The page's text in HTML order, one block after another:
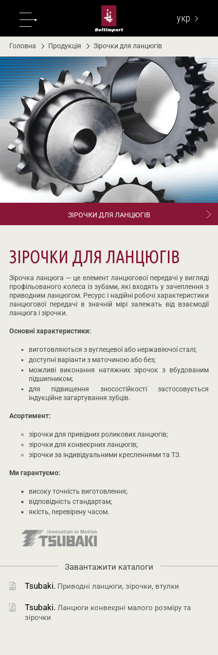
укр
Головна Продукція Зірочки для ланцюгів
ЗІРОЧКИ ДЛЯ ЛАНЦЮГІВ
ЗІРОЧКИ ДЛЯ ЛАНЦЮГІВ
Зірочка ланцюга — це елемент ланцюгової передачі у вигляді
профільованого колеса із зубами, які входять у зачеплення з
приводним ланцюгом. Ресурс і надійні робочі характеристики
ланцюгової передачі в значній мірі залежать від взаємодії
ланцюга і зірочки.
Основні характеристики:
виготовляються з вуглецевої або нержавіючої сталі;
доступні варіанти з маточиною або без;
можливі виконання натяжних зірочок з вбудованим
підшипником;
для підвищення зносостійкості застосовується
індукційне загартування зубців.
Асортимент:
зірочки для привідних роликових ланцюгів;
зірочки для конвеєрних ланцюгів;
зірочки за індивідуальними кресленнями та ТЗ.
Ми гарантуємо:
високу точність виготовлення;
відповідність стандартам;
якість, перевірену часом.
Завантажити каталоги
Tsubaki. Приводні ланцюги, зірочки, втулки
Tsubaki. Ланцюги конвеєрні малого розміру та
зірочки